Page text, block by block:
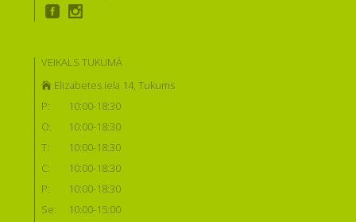
VEIKALS TUKUMĀ
Elizabetes iela 14, Tukums
P:
10:00-18:30
O:
10:00-18:30
T:
10:00-18:30
C:
10:00-18:30
P:
10:00-18:30
Se:
10:00-15:00